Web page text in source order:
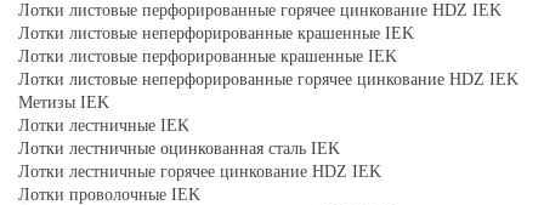
Лотки листовые перфорированные горячее цинкование HDZ IEK
Лотки листовые неперфорированные крашенные IEK
Лотки листовые перфорированные крашенные IEK
Лотки листовые неперфорированные горячее цинкование HDZ IEK
Метизы IEK
Лотки лестничные IEK
Лотки лестничные оцинкованная сталь IEK
Лотки лестничные горячее цинкование HDZ IEK
Лотки проволочные IEK